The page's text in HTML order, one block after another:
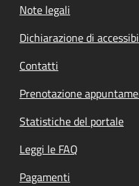
Note legali
Dichiarazione di
Contatti
Prenotazione
Statistiche del portale
Leggi le FAQ
Pagamenti